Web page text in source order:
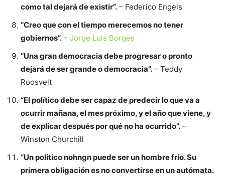
como tal dejará de existir”. – Federico Engels
“Creo que con el tiempo merecemos no tener
gobiernos”. – Jorge Luis Borges
“Una gran democracia debe progresar o pronto
dejará de ser grande o democracia”. – Teddy
Roosvelt
“El político debe ser capaz de predecir lo que va a
ocurrir mañana, el mes próximo, y el año que viene, y
de explicar después por qué no ha ocurrido”. –
Winston Churchill
“Un político nohngn puede ser un hombre frío. Su
primera obligación es no convertirse en un autómata.